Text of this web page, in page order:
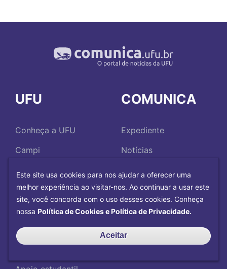
UFU
Conheça a UFU
Campi
Faculdades e Institutos
Bibliotecas
Hospitais
Restaurantes
COMUNICA
Expediente
Notícias
Comunicados
Eventos
UFU na mídia
Este site usa cookies para nos ajudar a oferecer uma
melhor experiência ao visitar-nos. Ao continuar a usar este
site, você concorda com o uso desses cookies. Conheça
nossa Política de Cookies e Política de Privacidade.
Aceitar